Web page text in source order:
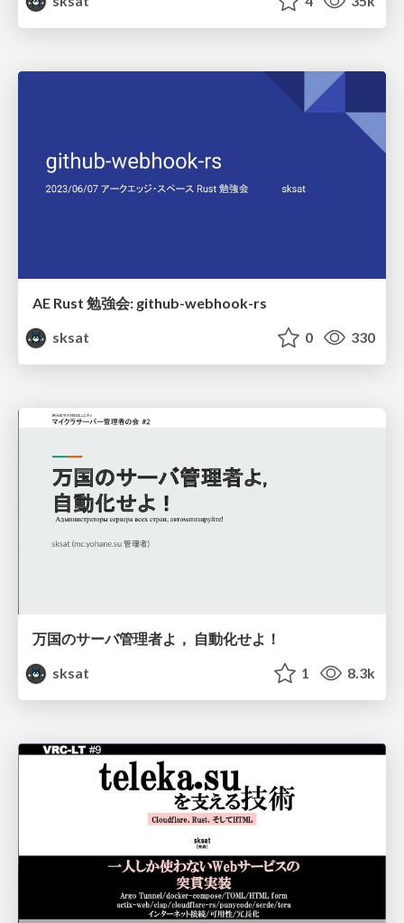
AE Rust 勉強会: github-webhook-rs
sksat
0 330
万国のサーバ管理者よ， 自動化せよ！
sksat
1 8.3k